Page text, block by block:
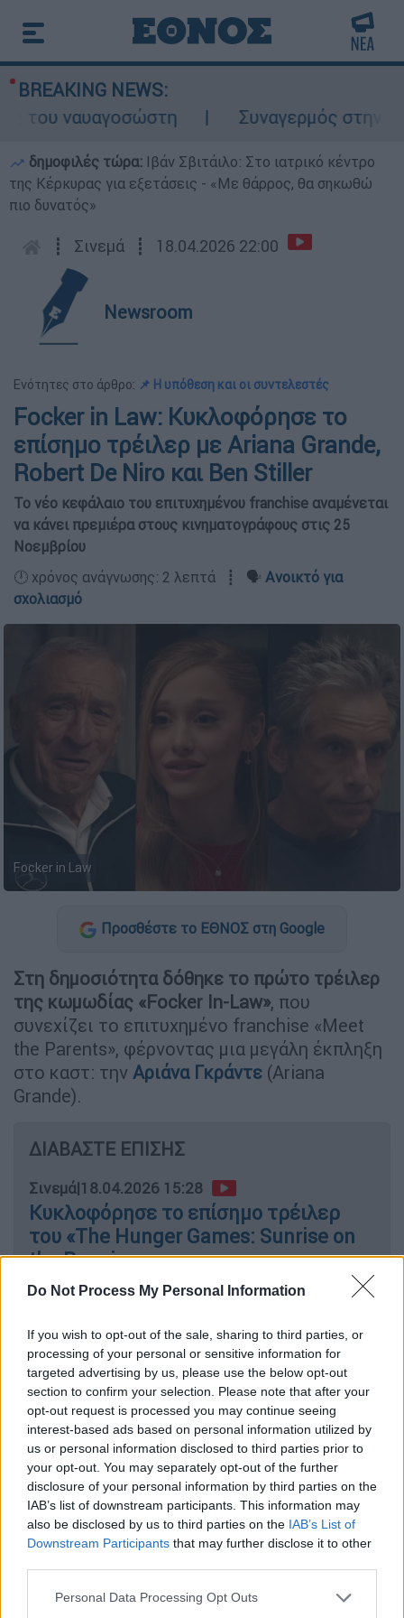
Do Not Process My Personal Information
If you wish to opt-out of the sale, sharing to third parties, or
processing of your personal or sensitive information for
targeted advertising by us, please use the below opt-out
section to confirm your selection. Please note that after your
opt-out request is processed you may continue seeing
interest-based ads based on personal information utilized by
us or personal information disclosed to third parties prior to
your opt-out. You may separately opt-out of the further
disclosure of your personal information by third parties on the
IAB’s list of downstream participants. This information may
also be disclosed by us to third parties on the IAB’s List of
Downstream Participants that may further disclose it to other
Please note that this website/app uses one or more Google
Personal Data Processing Opt Outs
BREAKING NEWS:
ναυαγοσώστη
Συναγερμός στην
δημοφιλές τώρα: Ιβάν Σβιτάιλο: Στο ιατρικό κέντρο
της Κέρκυρας για εξετάσεις - «Με θάρρος, θα σηκωθώ
πιο δυνατός»
┋ Σινεμά ┋ 18.04.2026 22:00
Newsroom
Ενότητες στο άρθρο: 📌 Η υπόθεση και οι συντελεστές
Focker in Law: Κυκλοφόρησε το
επίσημο τρέιλερ με Ariana Grande,
Robert De Niro και Ben Stiller
Το νέο κεφάλαιο του επιτυχημένου franchise αναμένεται
να κάνει πρεμιέρα στους κινηματογράφους στις 25
Νοεμβρίου
🕛 χρόνος ανάγνωσης: 2 λεπτά ┋ 🗣️ Ανοικτό για
σχολιασμό
Focker in Law
Προσθέστε το ΕΘΝΟΣ στη Google
Στη δημοσιότητα δόθηκε το πρώτο τρέιλερ
της κωμωδίας «Focker In-Law», που
συνεχίζει το επιτυχημένο franchise «Meet
the Parents», φέρνοντας μια μεγάλη έκπληξη
στο καστ: την Αριάνα Γκράντε (Ariana
Grande).
ΔΙΑΒΑΣΤΕ ΕΠΙΣΗΣ
Σινεμά|18.04.2026 15:28
Κυκλοφόρησε το επίσημο τρέιλερ
του «The Hunger Games: Sunrise on
the Reaping»
Η υπόθεση και οι συντελεστές
Η ποπ σταρ δοκιμάζει τις δυνάμεις της στην
κωμωδία, πλάι στουςΡόμπερτ Ντε Νίρο
(Robert De Niro) καιΜπεν Στίλερ(Ben
Stiller),σε μια νέα ιστορία γεμάτη
οικογενειακές παρεξηγήσεις και απρόοπτα.
Η αρχική ταινία ακολουθούσε τον Greg
Focker (Στίλερ)στην προσπάθειά του να
κερδίσει την αποδοχή του αυστηρού
πεθερού του (Ντε Νίρο), σημειώνοντας